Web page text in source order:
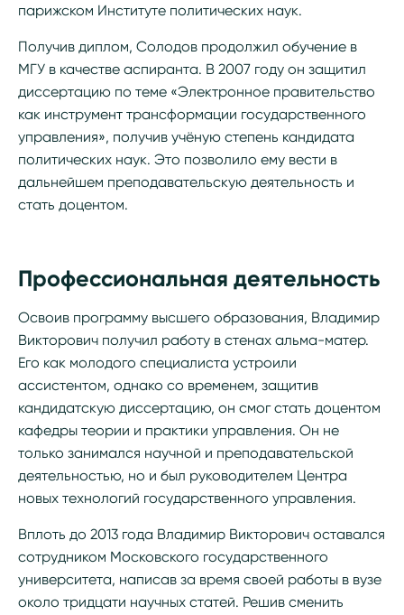
парижском Институте политических наук.
Получив диплом, Солодов продолжил обучение в
МГУ в качестве аспиранта. В 2007 году он защитил
диссертацию по теме «Электронное правительство
как инструмент трансформации государственного
управления», получив учёную степень кандидата
политических наук. Это позволило ему вести в
дальнейшем преподавательскую деятельность и
стать доцентом.
Профессиональная деятельность
Освоив программу высшего образования, Владимир
Викторович получил работу в стенах альма-матер.
Его как молодого специалиста устроили
ассистентом, однако со временем, защитив
кандидатскую диссертацию, он смог стать доцентом
кафедры теории и практики управления. Он не
только занимался научной и преподавательской
деятельностью, но и был руководителем Центра
новых технологий государственного управления.
Вплоть до 2013 года Владимир Викторович оставался
сотрудником Московского государственного
университета, написав за время своей работы в вузе
около тридцати научных статей. Решив сменить